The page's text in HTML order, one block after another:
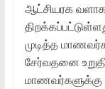
ஆட்சியரக
முடித்த
சேர்வதனை